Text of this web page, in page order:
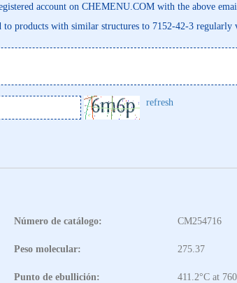
account on CHEMENU.COM with the above
products with similar structures to 7152-42-3 regularly
refresh
Número de catálogo: CM254716
Peso molecular: 275.37
Punto de ebullición: 411.2°C at